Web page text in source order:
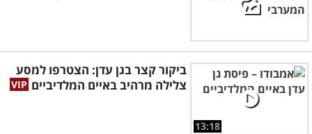
13:18
ביקור קצר בגן עדן: הצטרפו למסע
צלילה מרהיב באיים המלדיביים